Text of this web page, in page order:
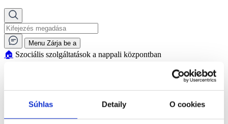
Súhlas Detaily O cookies
Menu Zárja be a
🏠︎ Szociális szolgáltatások a nappali központban
Szociális szolgáltatások a nappali
központban